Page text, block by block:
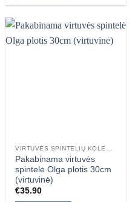
Pakabinama virtuvės
spintelė Olga plotis 30cm
(virtuvinė)
€35.90